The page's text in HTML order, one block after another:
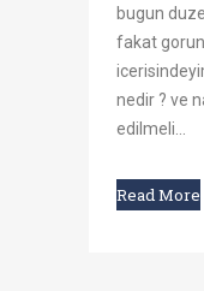
bugun
fakat
nedir ? ve
edilmeli...
Read More